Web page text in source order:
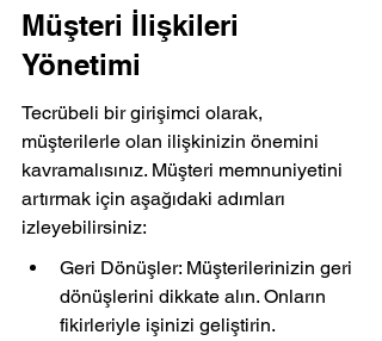
Müşteri İlişkileri
Yönetimi
Tecrübeli bir girişimci olarak,
müşterilerle olan ilişkinizin önemini
kavramalısınız. Müşteri memnuniyetini
artırmak için aşağıdaki adımları
izleyebilirsiniz:
Geri Dönüşler: Müşterilerinizin geri
dönüşlerini dikkate alın. Onların
fikirleriyle işinizi geliştirin.